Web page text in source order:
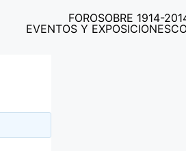
FOROSOBRE 1914-
EVENTOS Y EXPOSICIONES